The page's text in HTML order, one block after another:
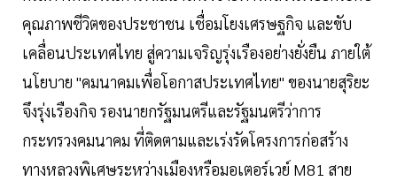
คุณภาพชีวิตของประชาชน เชื่อมโยงเศรษฐกิจ และขับ
เคลื่อนประเทศไทย สู่ความเจริญรุ่งเรืองอย่างยั่งยืน ภายใต้
นโยบาย "คมนาคมเพื่อโอกาสประเทศไทย" ของนายสุริยะ
จึงรุ่งเรืองกิจ รองนายกรัฐมนตรีและรัฐมนตรีว่าการ
กระทรวงคมนาคม ที่ติดตามและเร่งรัดโครงการก่อสร้าง
ทางหลวงพิเศษระหว่างเมืองหรือมอเตอร์เวย์ M81 สาย